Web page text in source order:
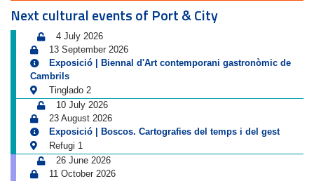
Next cultural events of Port & City
4 July 2026
13 September 2026
Exposició | Biennal d'Art contemporani gastronòmic de
Cambrils
Tinglado 2
10 July 2026
23 August 2026
Exposició | Boscos. Cartografies del temps i del gest
Refugi 1
26 June 2026
11 October 2026